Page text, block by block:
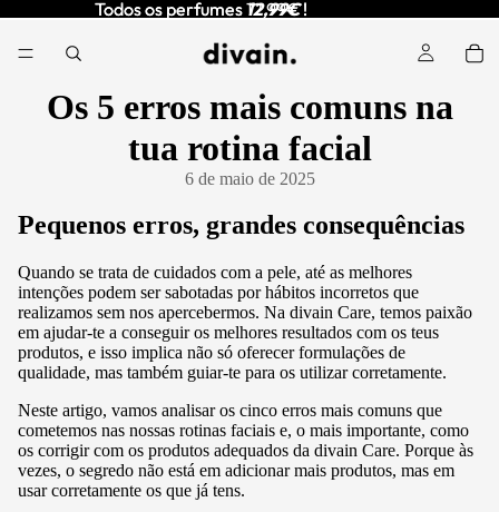
Todos os perfumes12,99€!
Todos os perfumes 12,99€ !
Os 5 erros mais comuns na
tua rotina facial
6 de maio de 2025
Pequenos erros, grandes consequências
Quando se trata de cuidados com a pele, até as melhores
intenções podem ser sabotadas por hábitos incorretos que
realizamos sem nos apercebermos. Na divain Care, temos paixão
em ajudar-te a conseguir os melhores resultados com os teus
produtos, e isso implica não só oferecer formulações de
qualidade, mas também guiar-te para os utilizar corretamente.
Neste artigo, vamos analisar os cinco erros mais comuns que
cometemos nas nossas rotinas faciais e, o mais importante, como
os corrigir com os produtos adequados da divain Care. Porque às
vezes, o segredo não está em adicionar mais produtos, mas em
usar corretamente os que já tens.